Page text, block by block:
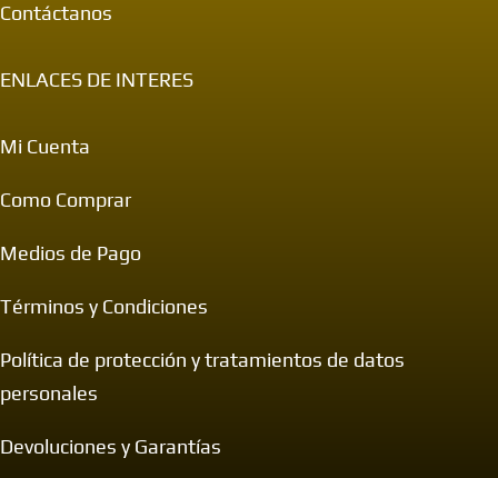
Contáctanos
ENLACES DE INTERES
Mi Cuenta
Como Comprar
Medios de Pago
Términos y Condiciones
Política de protección y tratamientos de datos
personales
Devoluciones y Garantías